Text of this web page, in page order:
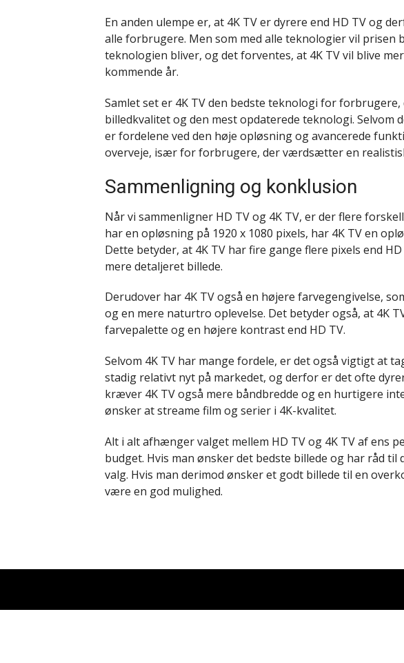
En anden ulempe er, at 4K TV er dyrere end HD TV og
alle forbrugere. Men som med alle teknologier vil prisen
teknologien bliver, og det forventes, at 4K TV vil blive
kommende år.
Samlet set er 4K TV den bedste teknologi for
billedkvalitet og den mest opdaterede teknologi. Selvom
er fordelene ved den høje opløsning og avancerede
overveje, især for forbrugere, der værdsætter en
Sammenligning og konklusion
Når vi sammenligner HD TV og 4K TV, er der flere
har en opløsning på 1920 x 1080 pixels, har 4K TV en
Dette betyder, at 4K TV har fire gange flere pixels end
mere detaljeret billede.
Derudover har 4K TV også en højere farvegengivelse,
og en mere naturtro oplevelse. Det betyder også, at 4K
farvepalette og en højere kontrast end HD TV.
Selvom 4K TV har mange fordele, er det også vigtigt at
stadig relativt nyt på markedet, og derfor er det ofte
kræver 4K TV også mere båndbredde og en hurtigere
ønsker at streame film og serier i 4K-kvalitet.
Alt i alt afhænger valget mellem HD TV og 4K TV af ens
budget. Hvis man ønsker det bedste billede og har råd
valg. Hvis man derimod ønsker et godt billede til en
være en god mulighed.